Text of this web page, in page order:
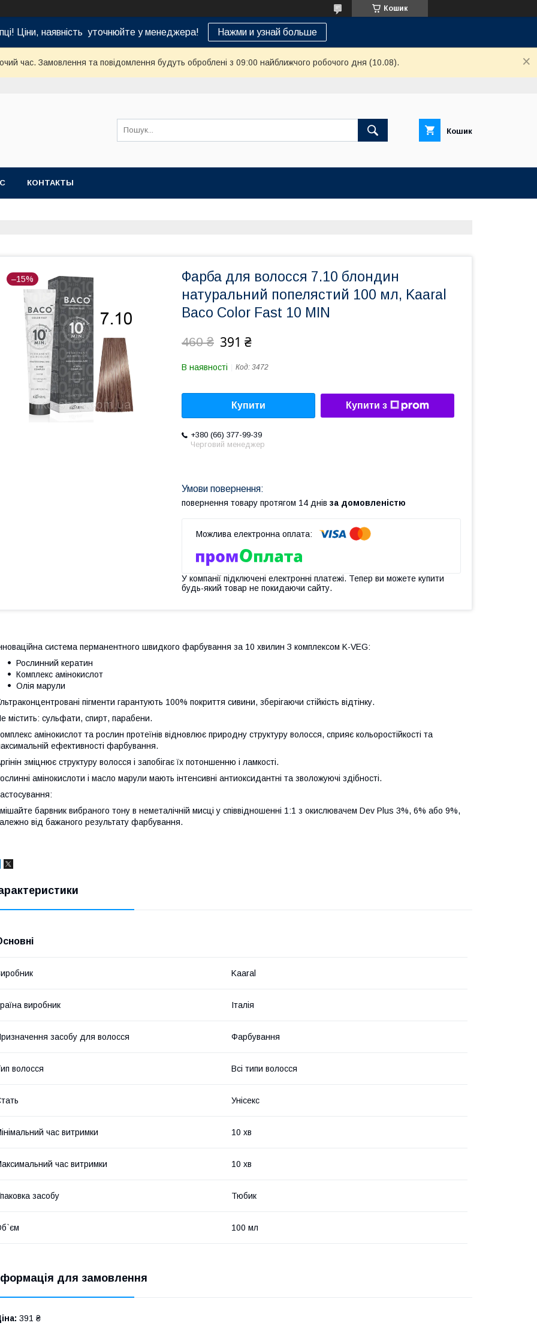
Кошик
Ціни, наявність уточнюйте у менеджера! Нажми и узнай больше
час. Замовлення та повідомлення будуть оброблені з 09:00 найближчого робочого дня (10.08).
Кошик
КОНТАКТЫ
–15%
Фарба для волосся 7.10 блондин
натуральний попелястий 100 мл, Kaaral
Baco Color Fast 10 MIN
460 ₴ 391 ₴
В наявності Код: 3472
Купити Купити з
+380 (66) 377-99-39
Черговий менеджер
повернення товару протягом 14 днів за домовленістю
У компанії підключені електронні платежі. Тепер ви можете купити
будь-який товар не покидаючи сайту.
система перманентного швидкого фарбування за 10 хвилин З комплексом K-VEG:
Рослинний кератин
Комплекс амінокислот
Олія марули
пігменти гарантують 100% покриття сивини, зберігаючи стійкість відтінку.
містить: сульфати, спирт, парабени.
амінокислот та рослин протеїнів відновлює природну структуру волосся, сприяє кольоростійкості та
ефективності фарбування.
зміцнює структуру волосся і запобігає їх потоншенню і ламкості.
амінокислоти і масло марули мають інтенсивні антиоксидантні та зволожуючі здібності.
барвник вибраного тону в неметалічній мисці у співвідношенні 1:1 з окислювачем Dev Plus 3%, 6% або 9%,
від бажаного результату фарбування.
Kaaral
виробник Італія
засобу для волосся Фарбування
волосся Всі типи волосся
Унісекс
час витримки 10 хв
час витримки 10 хв
засобу Тюбик
100 мл
для замовлення
391 ₴